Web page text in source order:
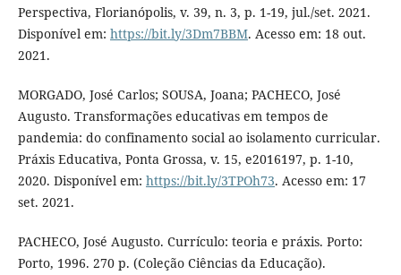
Perspectiva, Florianópolis, v. 39, n. 3, p. 1-19, jul./set. 2021.
Disponível em: https://bit.ly/3Dm7BBM. Acesso em: 18 out.
2021.
MORGADO, José Carlos; SOUSA, Joana; PACHECO, José
Augusto. Transformações educativas em tempos de
pandemia: do confinamento social ao isolamento curricular.
Práxis Educativa, Ponta Grossa, v. 15, e2016197, p. 1-10,
2020. Disponível em: https://bit.ly/3TPOh73. Acesso em: 17
set. 2021.
PACHECO, José Augusto. Currículo: teoria e práxis. Porto:
Porto, 1996. 270 p. (Coleção Ciências da Educação).